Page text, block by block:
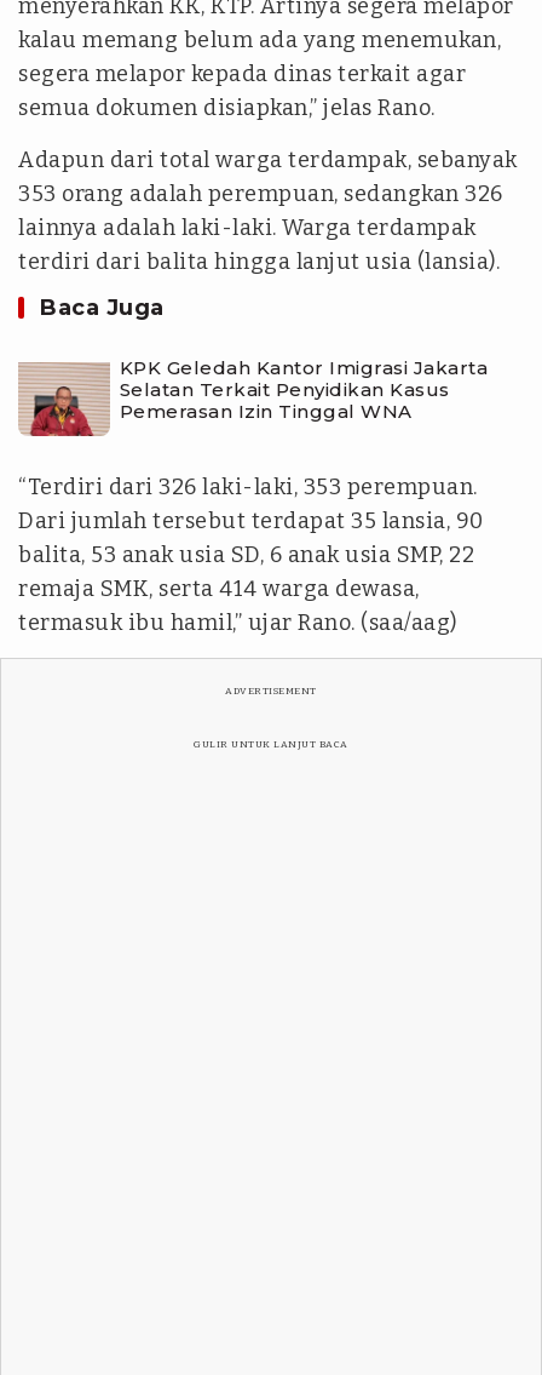
menyerahkan KK, KTP. Artinya segera melapor
kalau memang belum ada yang menemukan,
segera melapor kepada dinas terkait agar
semua dokumen disiapkan,” jelas Rano.
Adapun dari total warga terdampak, sebanyak
353 orang adalah perempuan, sedangkan 326
lainnya adalah laki-laki. Warga terdampak
terdiri dari balita hingga lanjut usia (lansia).
Baca Juga
KPK Geledah Kantor Imigrasi Jakarta
Selatan Terkait Penyidikan Kasus
Pemerasan Izin Tinggal WNA
“Terdiri dari 326 laki-laki, 353 perempuan.
Dari jumlah tersebut terdapat 35 lansia, 90
balita, 53 anak usia SD, 6 anak usia SMP, 22
remaja SMK, serta 414 warga dewasa,
termasuk ibu hamil,” ujar Rano. (saa/aag)
ADVERTISEMENT
GULIR UNTUK LANJUT BACA